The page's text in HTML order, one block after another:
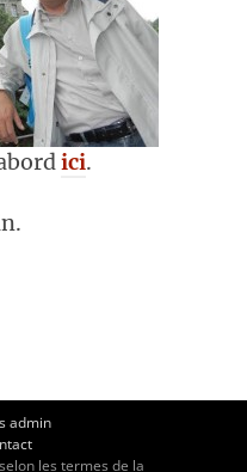
ici.
admin
les termes de la